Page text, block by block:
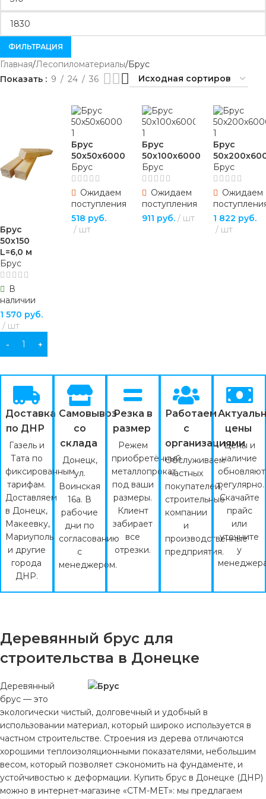
ФИЛЬТРАЦИЯ
Главная Лесопиломатериалы Брус
Показать
9 24 36
Брус
50х150
L=6,0 м
Брус
В
наличии
1 570 руб.
шт
В КОРЗИНУ
Брус
50х50х6000
Брус
Ожидаем
поступления
518 руб.
шт
Брус
50х100х6000
Брус
Ожидаем
поступления
911 руб. шт
Брус
Брус
Ожидаем
1 822 руб.
шт
Доставка
по ДНР
Газель и
Тата по
фиксированным
тарифам.
Доставляем
в Донецк,
Макеевку,
Мариуполь
и другие
города
ДНР.
Самовывоз
со
склада
Донецк,
ул.
Воинская
16а. В
рабочие
дни по
согласованию
с
менеджером.
Резка в
размер
Режем
приобретённый
металлопрокат
под ваши
размеры.
Клиент
забирает
все
отрезки.
Работаем
с
организациями
Обслуживаем
частных
покупателей,
строительные
компании
и
производственные
предприятия.
цены
Цены и
наличие
регулярно.
Скачайте
прайс
или
уточните
у
Деревянный брус для
строительства в Донецке
Деревянный
брус — это
экологически чистый, долговечный и удобный в
использовании материал, который широко используется в
частном строительстве. Строения из дерева отличаются
хорошими теплоизоляционными показателями, небольшим
весом, который позволяет сэкономить на фундаменте, и
устойчивостью к деформации. Купить брус в Донецке (ДНР)
можно в интернет-магазине «СТМ-МЕТ»: мы предлагаем